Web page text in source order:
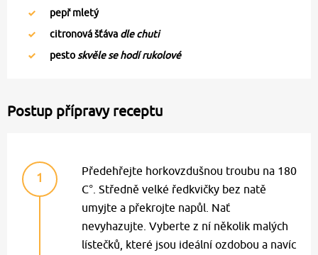
pepř mletý
citronová šťáva dle chuti
pesto skvěle se hodí rukolové
Postup přípravy receptu
1
Předehřejte horkovzdušnou troubu na 180
C°. Středně velké ředkvičky bez natě
umyjte a překrojte napůl. Nať
nevyhazujte. Vyberte z ní několik malých
lístečků, které jsou ideální ozdobou a navíc